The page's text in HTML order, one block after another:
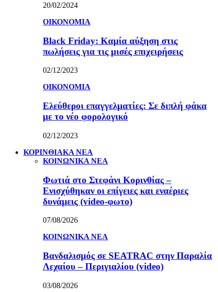
20/02/2024
ΟΙΚΟΝΟΜΙΑ
Black Friday: Καμία αύξηση στις
πωλήσεις για τις μισές επιχειρήσεις
02/12/2023
ΟΙΚΟΝΟΜΙΑ
Ελεύθεροι επαγγελματίες: Σε διπλή φάκα
με το νέο φορολογικό
02/12/2023
ΚΟΡΙΝΘΙΑΚΑ ΝΕΑ
ΚΟΙΝΩΝΙΚΑ ΝΕΑ
Φωτιά στο Στεφάνι Κορινθίας –
Ενισχύθηκαν οι επίγειες και εναέριες
δυνάμεις (video-φωτο)
07/08/2026
ΚΟΙΝΩΝΙΚΑ ΝΕΑ
Βανδαλισμός σε SEATRAC στην Παραλία
Λεχαίου – Περιγιαλίου (video)
03/08/2026